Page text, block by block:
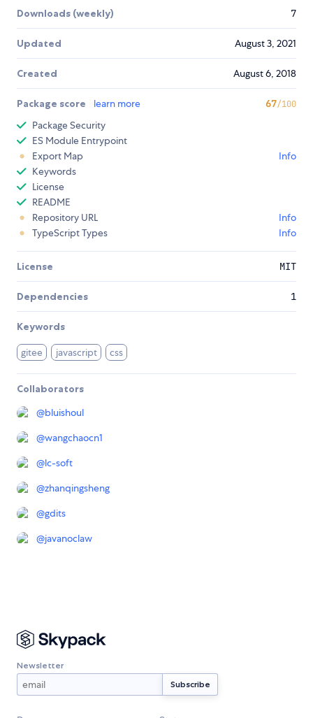
Downloads (weekly) 7
Updated August 3, 2021
Created August 6, 2018
Package score learn more 67/100
Package Security
ES Module Entrypoint
Export Map
Info
Keywords
License
README
Repository URL
Info
TypeScript Types
Info
License MIT
Dependencies 1
Keywords
gitee javascript css
Collaborators
@bluishoul
@wangchaocn1
@lc-soft
@zhanqingsheng
@gdits
@javanoclaw
Newsletter